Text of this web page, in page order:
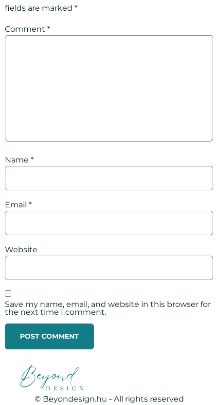
fields are marked *
Comment *
Name *
Email *
Website
Save my name, email, and website in this browser for
the next time I comment.
© Beyondesign.hu - All rights reserved